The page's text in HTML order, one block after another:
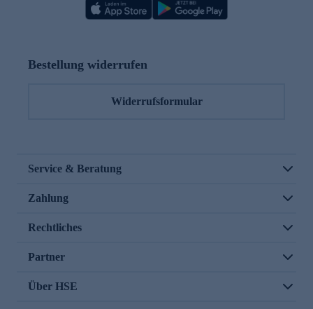
Bestellung widerrufen
Widerrufsformular
Service & Beratung
Zahlung
Rechtliches
Partner
Über HSE